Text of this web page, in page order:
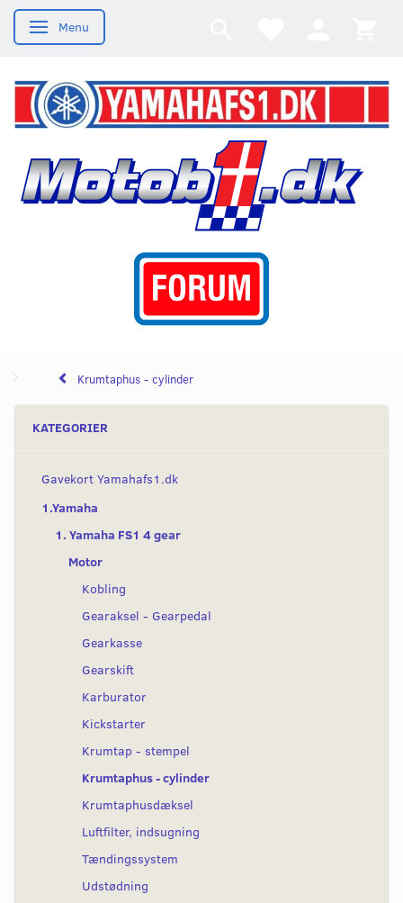
Skifte navigation
Menu
Krumtaphus - cylinder
KATEGORIER
Gavekort Yamahafs1.dk
1.Yamaha
1. Yamaha FS1 4 gear
Motor
Kobling
Gearaksel - Gearpedal
Gearkasse
Gearskift
Karburator
Kickstarter
Krumtap - stempel
Krumtaphus - cylinder
Krumtaphusdæksel
Luftfilter, indsugning
Tændingssystem
Udstødning